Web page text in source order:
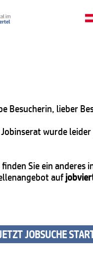
Besucherin, lieber
Jobinserat wurde
Sie ein anderes
auf
JOBSUCHE